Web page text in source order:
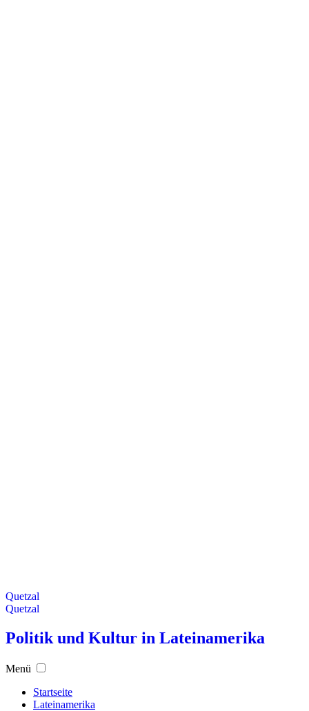
Quetzal
Quetzal
Politik und Kultur in Lateinamerika
Menü
Startseite
Lateinamerika